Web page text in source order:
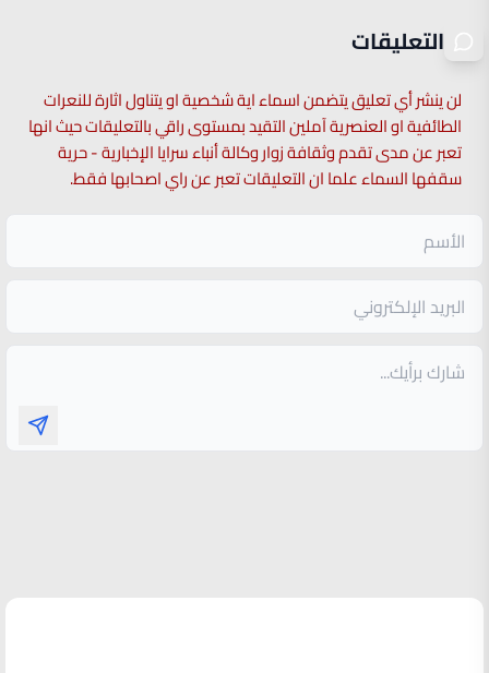
التعليقات
لن ينشر أي تعليق يتضمن اسماء اية شخصية او يتناول اثارة للنعرات
الطائفية او العنصرية آملين التقيد بمستوى راقي بالتعليقات حيث انها
تعبر عن مدى تقدم وثقافة زوار وكالة أنباء سرايا الإخبارية - حرية
سقفها السماء علما ان التعليقات تعبر عن راي اصحابها فقط.